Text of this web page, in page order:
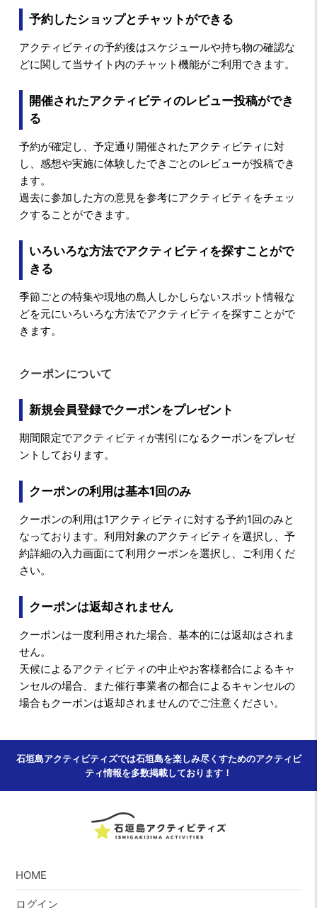
予約したショップとチャットができる
アクティビティの予約後はスケジュールや持ち物の確認な
どに関して当サイト内のチャット機能がご利用できます。
開催されたアクティビティのレビュー投稿ができ
る
予約が確定し、予定通り開催されたアクティビティに対
し、感想や実施に体験したできごとのレビューが投稿でき
ます。
過去に参加した方の意見を参考にアクティビティをチェッ
クすることができます。
いろいろな方法でアクティビティを探すことがで
きる
季節ごとの特集や現地の島人しかしらないスポット情報な
どを元にいろいろな方法でアクティビティを探すことがで
きます。
クーポンについて
新規会員登録でクーポンをプレゼント
期間限定でアクティビティが割引になるクーポンをプレゼ
ントしております。
クーポンの利用は基本1回のみ
クーポンの利用は1アクティビティに対する予約1回のみと
なっております。利用対象のアクティビティを選択し、予
約詳細の入力画面にて利用クーポンを選択し、ご利用くだ
さい。
クーポンは返却されません
クーポンは一度利用された場合、基本的には返却はされま
せん。
天候によるアクティビティの中止やお客様都合によるキャ
ンセルの場合、また催行事業者の都合によるキャンセルの
場合もクーポンは返却されませんのでご注意ください。
石垣島アクティビティズでは石垣島を楽しみ尽くすためのアクティビ
ティ情報を多数掲載しております！
HOME
ログイン